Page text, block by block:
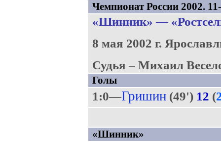
Чемпионат России 2002.
«Шинник» —
8 мая 2002 г.
Судья – Михаил
Голы
1:0—Гришин(49') 12 (
«Шинник»